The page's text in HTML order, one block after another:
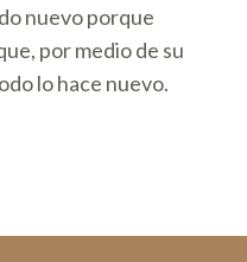
nuevo porque
por medio de su
lo hace nuevo.